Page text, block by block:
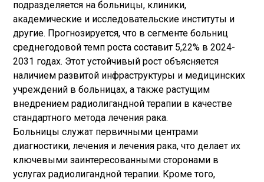
подразделяется на больницы, клиники,
академические и исследовательские институты и
другие. Прогнозируется, что в сегменте больниц
среднегодовой темп роста составит 5,22% в 2024-
2031 годах. Этот устойчивый рост объясняется
наличием развитой инфраструктуры и медицинских
учреждений в больницах, а также растущим
внедрением радиолигандной терапии в качестве
стандартного метода лечения рака.
Больницы служат первичными центрами
диагностики, лечения и лечения рака, что делает их
ключевыми заинтересованными сторонами в
услугах радиолигандной терапии. Кроме того,